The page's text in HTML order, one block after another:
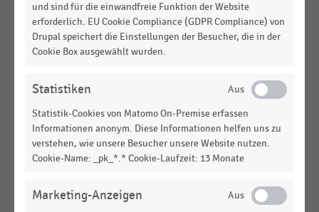
GASTRONOMIE & CATERING |STATISTIK
Top 40 der größten Anbieter der Quickservice-
Gastronomie in Deutschland nach Umsatz (2024)
Ranking der größten Unternehmen der
Gastronomie in der Schweiz nach Nettoumsatz
(2024)
KONSUMGÜTERINDUSTRIE| STATISTIK
Top 15 der Brauereien in Deutschland nach Absatz
und sind für die einwandfreie Funktion der Website
erforderlich. EU Cookie Compliance (GDPR Compliance) von
Drupal speichert die Einstellungen der Besucher, die in der
Cookie Box ausgewählt wurden.
Statistiken
Statistik-Cookies von Matomo On-Premise erfassen
Informationen anonym. Diese Informationen helfen uns zu
verstehen, wie unsere Besucher unsere Website nutzen.
Cookie-Name: _pk_*.* Cookie-Laufzeit: 13 Monate
Marketing-Anzeigen